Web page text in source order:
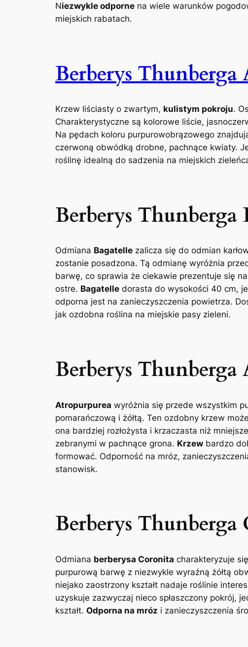
Niezwykle odporne na wiele warunków
miejskich rabatach.
Berberys
Krzew liściasty o zwartym, kulistym pokroju.
Charakterystyczne są kolorowe liście,
Na pędach koloru purpurowobrązowego
czerwoną obwódką drobne, pachnące kwiaty.
roślinę idealną do sadzenia na miejskich
Berberys Thunberga
Odmiana Bagatelle zalicza się do odmian
zostanie posadzona. Tą odmianę wyróżnia
barwę, co sprawia że ciekawie prezentuje się
ostre. Bagatelle dorasta do wysokości 40 cm,
odporna jest na zanieczyszczenia powietrza.
jak ozdobna roślina na miejskie pasy zieleni.
Berberys Thunberga
Atropurpurea wyróżnia się przede wszystkim
pomarańczową i żółtą. Ten ozdobny krzew
ona bardziej rozłożysta i krzaczasta niż
zebranymi w pachnące grona. Krzew bardzo
formować. Odporność na mróz,
stanowisk.
Berberys
Odmiana berberysa Coronita charakteryzuje
purpurową barwę z niezwykle wyraźną żółtą
niejako zaostrzony kształt nadaje roślinie
uzyskuje zazwyczaj nieco spłaszczony pokrój,
kształt. Odporna na mróz i zanieczyszczenia